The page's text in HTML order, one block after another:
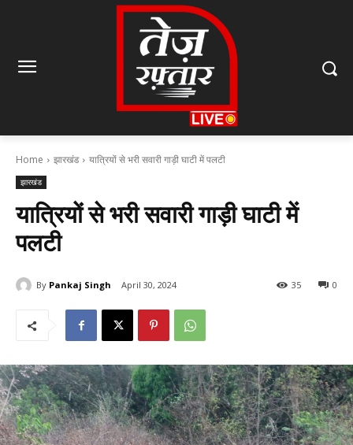
Home झारखंड यात्रियों से भरी सवारी गाड़ी घाटी में पलटी
झारखंड
यात्रियों से भरी सवारी गाड़ी घाटी में
पलटी
By Pankaj Singh April 30, 2024 0
35